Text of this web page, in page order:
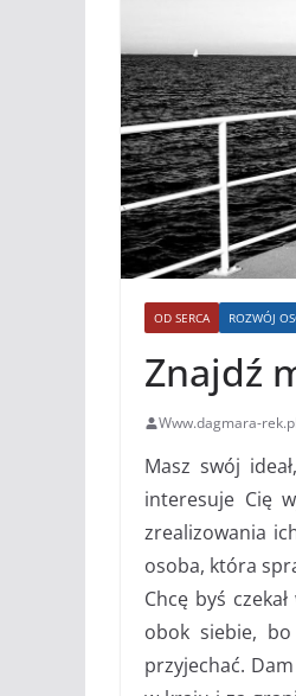
OD SERCA ROZWÓJ
Znajdź
Www.dagmara-rek.pl
Masz swój
interesuje Cię
zrealizowania
osoba, która
Chcę byś
obok siebie,
przyjechać.